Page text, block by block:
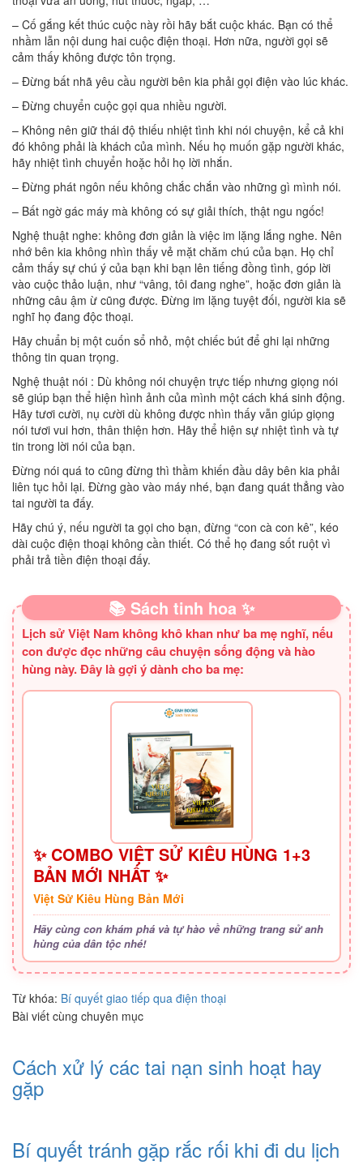
– Cố gắng kết thúc cuộc này rồi hãy bắt cuộc khác. Bạn có thể
nhầm lẫn nội dung hai cuộc điện thoại. Hơn nữa, người gọi sẽ
cảm thấy không được tôn trọng.
– Đừng bất nhã yêu cầu người bên kia phải gọi điện vào lúc khác.
– Đừng chuyển cuộc gọi qua nhiều người.
– Không nên giữ thái độ thiếu nhiệt tình khi nói chuyện, kể cả khi
đó không phải là khách của mình. Nếu họ muốn gặp người khác,
hãy nhiệt tình chuyển hoặc hỏi họ lời nhắn.
– Đừng phát ngôn nếu không chắc chắn vào những gì mình nói.
– Bất ngờ gác máy mà không có sự giải thích, thật ngu ngốc!
Nghệ thuật nghe: không đơn giản là việc im lặng lắng nghe. Nên
nhớ bên kia không nhìn thấy vẻ mặt chăm chú của bạn. Họ chỉ
cảm thấy sự chú ý của bạn khi bạn lên tiếng đồng tình, góp lời
vào cuộc thảo luận, như “vâng, tôi đang nghe”, hoặc đơn giản là
những câu ậm ừ cũng được. Đừng im lặng tuyệt đối, người kia sẽ
nghĩ họ đang độc thoại.
Hãy chuẩn bị một cuốn sổ nhỏ, một chiếc bút để ghi lại những
thông tin quan trọng.
Nghệ thuật nói : Dù không nói chuyện trực tiếp nhưng giọng nói
sẽ giúp bạn thể hiện hình ảnh của mình một cách khá sinh động.
Hãy tươi cười, nụ cười dù không được nhìn thấy vẫn giúp giọng
nói tươi vui hơn, thân thiện hơn. Hãy thể hiện sự nhiệt tình và tự
tin trong lời nói của bạn.
Đừng nói quá to cũng đừng thì thầm khiến đầu dây bên kia phải
liên tục hỏi lại. Đừng gào vào máy nhé, bạn đang quát thẳng vào
tai người ta đấy.
Hãy chú ý, nếu người ta gọi cho bạn, đừng “con cà con kê”, kéo
dài cuộc điện thoại không cần thiết. Có thể họ đang sốt ruột vì
phải trả tiền điện thoại đấy.
📚 Sách tinh hoa ✨
Lịch sử Việt Nam không khô khan như ba mẹ nghĩ, nếu
con được đọc những câu chuyện sống động và hào
hùng này. Đây là gợi ý dành cho ba mẹ:
✨ COMBO VIỆT SỬ KIÊU HÙNG 1+3
BẢN MỚI NHẤT ✨
Việt Sử Kiêu Hùng Bản Mới
Hãy cùng con khám phá và tự hào về những trang sử anh
hùng của dân tộc nhé!
Từ khóa: Bí quyết giao tiếp qua điện thoại
Bài viết cùng chuyên mục
Cách xử lý các tai nạn sinh hoạt hay
gặp
Bí quyết tránh gặp rắc rối khi đi du lịch